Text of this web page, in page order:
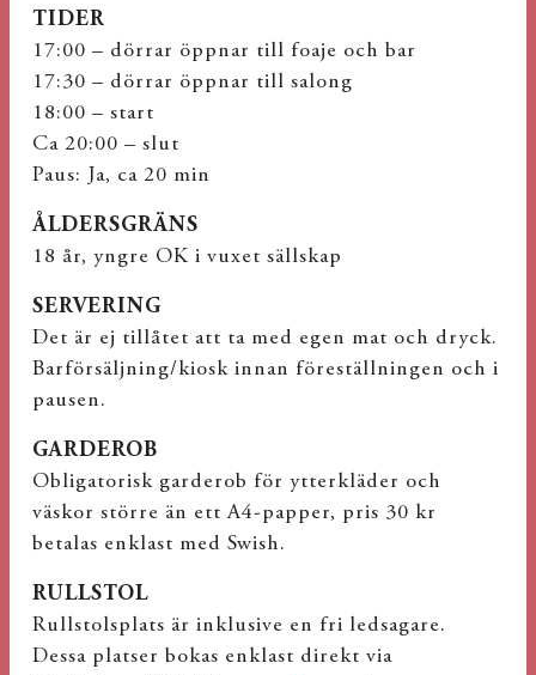
TIDER
17:00 – dörrar öppnar till foaje och bar
17:30 – dörrar öppnar till salong
18:00 – start
Ca 20:00 – slut
Paus: Ja, ca 20 min
ÅLDERSGRÄNS
18 år, yngre OK i vuxet sällskap
SERVERING
Det är ej tillåtet att ta med egen mat och dryck.
Barförsäljning/kiosk innan föreställningen och i
pausen.
GARDEROB
Obligatorisk garderob för ytterkläder och
väskor större än ett A4-papper, pris 30 kr
betalas enklast med Swish.
RULLSTOL
Rullstolsplats är inklusive en fri ledsagare.
Dessa platser bokas enklast direkt via